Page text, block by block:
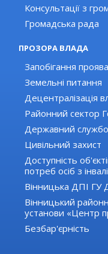
Консультації з
Громадська рада
ПРОЗОРА ВЛАДА
Запобігання
Земельні питання
Децентралізація
Районний сектор
Державний
Цивільний захист
Доступність
потреб осіб з
Вінницька ДПІ ГУ
Вінницький
установи «Центр
Безбар'єрність